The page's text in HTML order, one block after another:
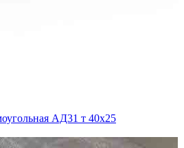
АД31 т 40х25